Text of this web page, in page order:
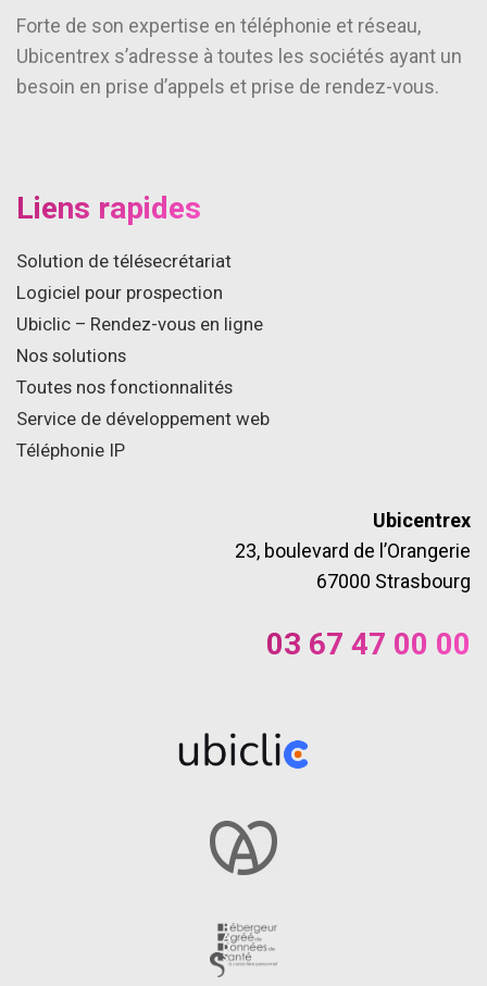
Forte de son expertise en téléphonie et réseau,
Ubicentrex s’adresse à toutes les sociétés ayant un
besoin en prise d’appels et prise de rendez-vous.
Liens rapides
Solution de télésecrétariat
Logiciel pour prospection
Ubiclic – Rendez-vous en ligne
Nos solutions
Toutes nos fonctionnalités
Service de développement web
Téléphonie IP
Ubicentrex
23, boulevard de l’Orangerie
67000 Strasbourg
03 67 47 00 00